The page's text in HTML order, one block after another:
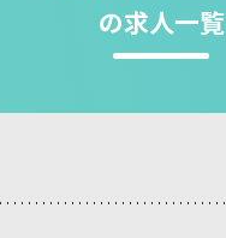
の求人一覧